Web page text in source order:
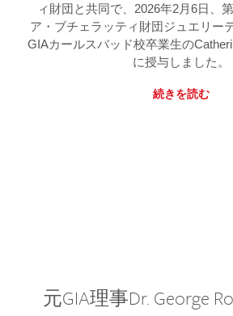
ィ財団と共同で、2026年2月6日、
ア・ブチェラッティ財団ジュエリー
GIAカールスバッド校卒業生の
に授与しました。
続きを読む
元GIA理事Dr. George